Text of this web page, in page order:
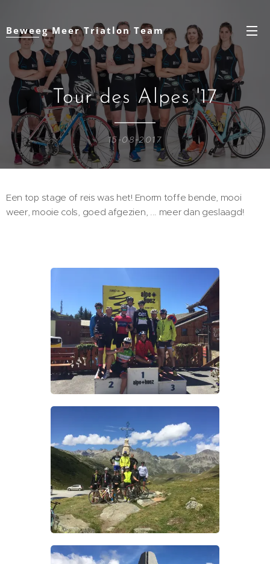
Beweeg Meer Triatlon Team
Tour des Alpes '17
15-08-2017
Een top stage of reis was het! Enorm toffe bende, mooi
weer, mooie cols, goed afgezien, ... meer dan geslaagd!